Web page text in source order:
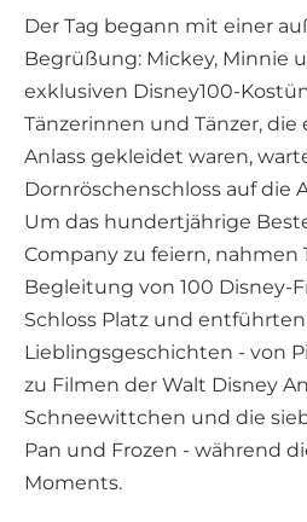
Der Tag begann mit einer
Begrüßung: Mickey, Minnie
exklusiven Disney100-
Tänzerinnen und Tänzer, die
Anlass gekleidet waren,
Dornröschenschloss auf die
Um das hundertjährige
Company zu feiern, nahmen
Begleitung von 100 Disney-
Schloss Platz und
Lieblingsgeschichten - von
zu Filmen der Walt Disney
Schneewittchen und die
Pan und Frozen - während
Moments.